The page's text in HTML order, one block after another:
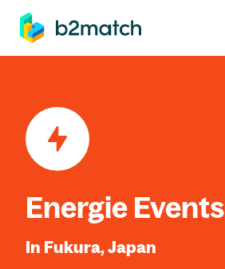
springen
Energie Events
In Fukura, Japan